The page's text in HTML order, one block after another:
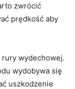
zwrócić​
prędkość aby
wydechowej.
wydobywa ⁣się
uszkodzenie